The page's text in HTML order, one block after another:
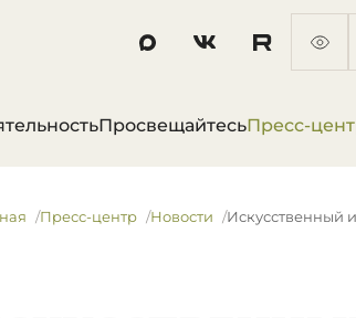
ПросвещайтесьПресс-
Пресс-центр Новости ​Искусственный